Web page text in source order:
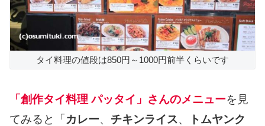
タイ料理の値段は850円～1000円前半くらいです
「創作タイ料理 パッタイ」さんのメニューを見
てみると「カレー、 チキンライス、
トムヤンク